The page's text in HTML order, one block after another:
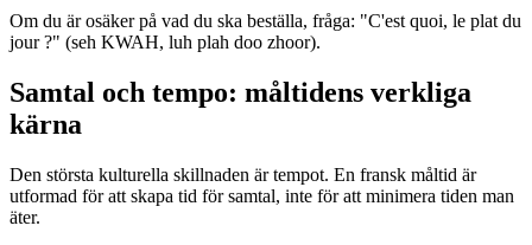
Om du är osäker på vad du ska beställa, fråga: "C'est quoi, le plat du
jour ?" (seh KWAH, luh plah doo zhoor).
Samtal och tempo: måltidens verkliga
kärna
Den största kulturella skillnaden är tempot. En fransk måltid är
utformad för att skapa tid för samtal, inte för att minimera tiden man
äter.